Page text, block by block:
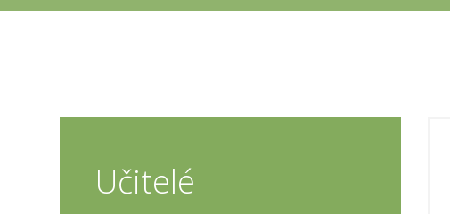
Učitelé